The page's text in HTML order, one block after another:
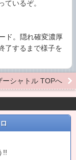
ているぞ。
ド。隠れ確変濃厚
了するまで様子を
ーシャトル TOPへ
!!